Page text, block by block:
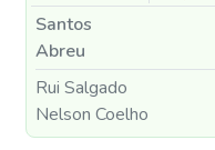
Santos
Abreu
Rui Salgado
Nelson Coelho